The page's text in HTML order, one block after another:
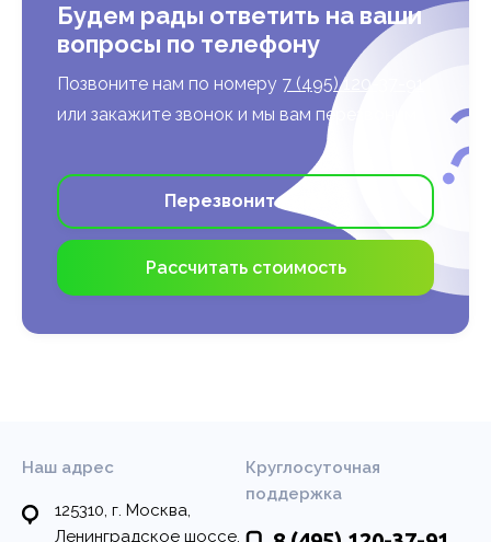
Будем рады ответить на ваши
вопросы по телефону
Позвоните нам по номеру 7 (495) 120-37-91
или закажите звонок и мы вам перезвоним
Перезвоните мне
Рассчитать стоимость
Наш адрес
125310, г. Москва,
Ленинградское шоссе,
Круглосуточная
поддержка